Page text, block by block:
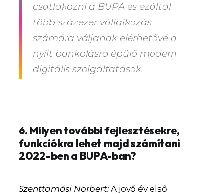
csatlakozni a BUPA és ezáltal
több százezer vállalkozás
számára váljanak elérhetővé a
nyílt bankolásra épülő modern
digitális szolgáltatások.
6. Milyen további fejlesztésekre,
funkciókra lehet majd számítani
2022-ben a BUPA-ban?
Szenttamási Norbert: A jövő év első